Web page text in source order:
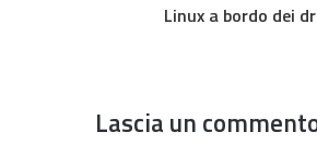
Linux a bordo dei
Lascia un